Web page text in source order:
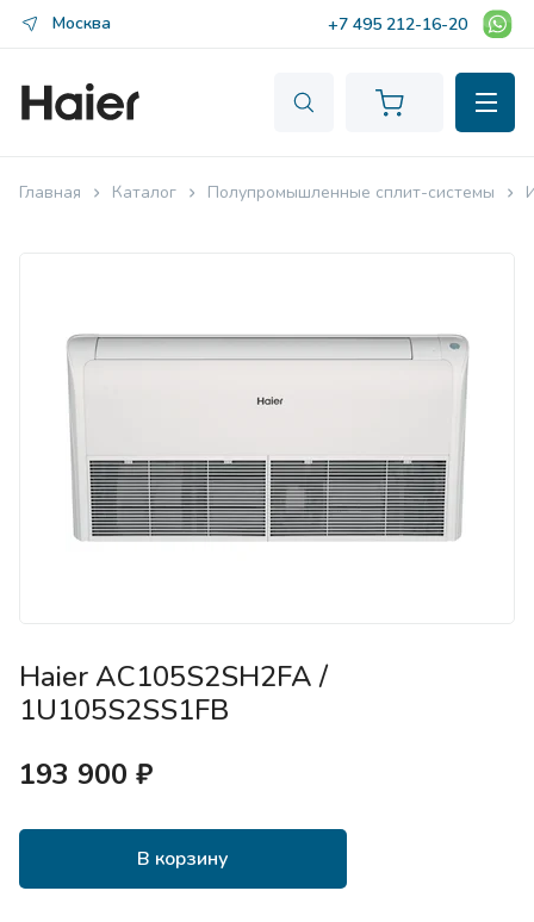
Москва +7 495 212-16-20
Главная Каталог Полупромышленные сплит-системы
Haier AC105S2SH2FA /
1U105S2SS1FB
193 900 ₽
В корзину